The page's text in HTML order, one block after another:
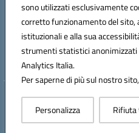
sono utilizzati esclusivamente
corretto funzionamento del sito,
istituzionali e alla sua
strumenti statistici anonimizzati
Analytics Italia.
Per saperne di più sul nostro
Personalizza
Codice meccanografico:
Codice Indice delle Pubbliche
Codice unico di fatturazione (CUF):
la scuola è raggiungibile anche al
Hosting & Powered
Concept & Design